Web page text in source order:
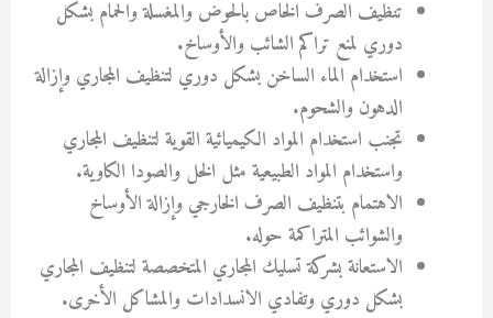
تنظيف الصرف الخاص بالحوض والمغسلة والحمام بشكل
دوري لمنع تراكم الشائب والأوساخ.
استخدام الماء الساخن بشكل دوري لتنظيف المجاري وإزالة
الدهون والشحوم.
تجنب استخدام المواد الكيميائية القوية لتنظيف المجاري
واستخدام المواد الطبيعية مثل الخل والصودا الكاوية.
الاهتمام بتنظيف الصرف الخارجي وإزالة الأوساخ
والشوائب المتراكمة حوله.
الاستعانة بشركة تسليك المجاري المتخصصة لتنظيف المجاري
بشكل دوري وتفادي الانسدادات والمشاكل الأخرى.